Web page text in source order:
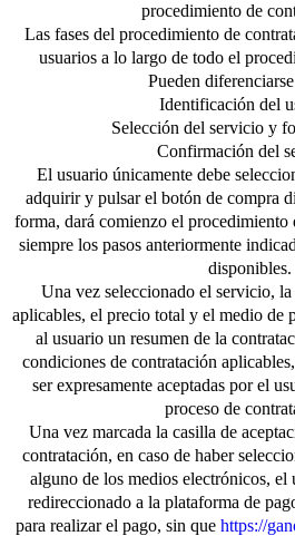
procedimiento de
Las fases del procedimiento de
usuarios a lo largo de todo el
Pueden
Identificación del
Selección del servicio y
Confirmación del
El usuario únicamente debe
adquirir y pulsar el botón de compra
forma, dará comienzo el procedimiento
siempre los pasos anteriormente
disponibles.
Una vez seleccionado el servicio,
aplicables, el precio total y el medio de
al usuario un resumen de la
condiciones de contratación
ser expresamente aceptadas por el
proceso de
Una vez marcada la casilla de
contratación, en caso de haber
alguno de los medios electrónicos, el
redireccionado a la plataforma de
para realizar el pago, sin que https://